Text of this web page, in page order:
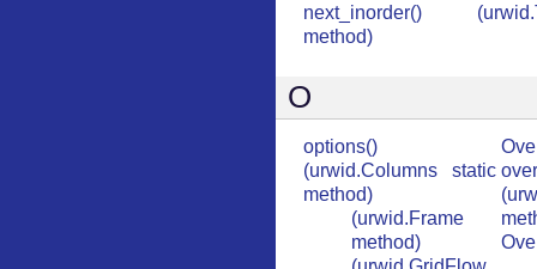
next_inorder()
method)
O
options()
(urwid.Columns static
method)
(urwid.Frame
method)